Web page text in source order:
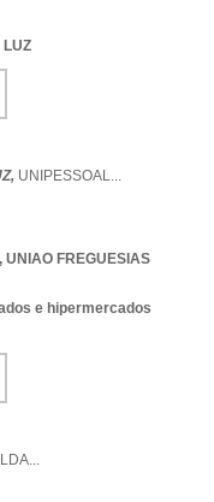
UNIPESSOAL...
, UNIAO FREGUESIAS
e hipermercados
LDA...